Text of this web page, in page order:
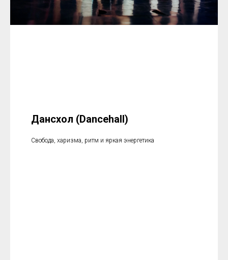
Дансхол (Dancehall)
Свобода, харизма, ритм и яркая энергетика